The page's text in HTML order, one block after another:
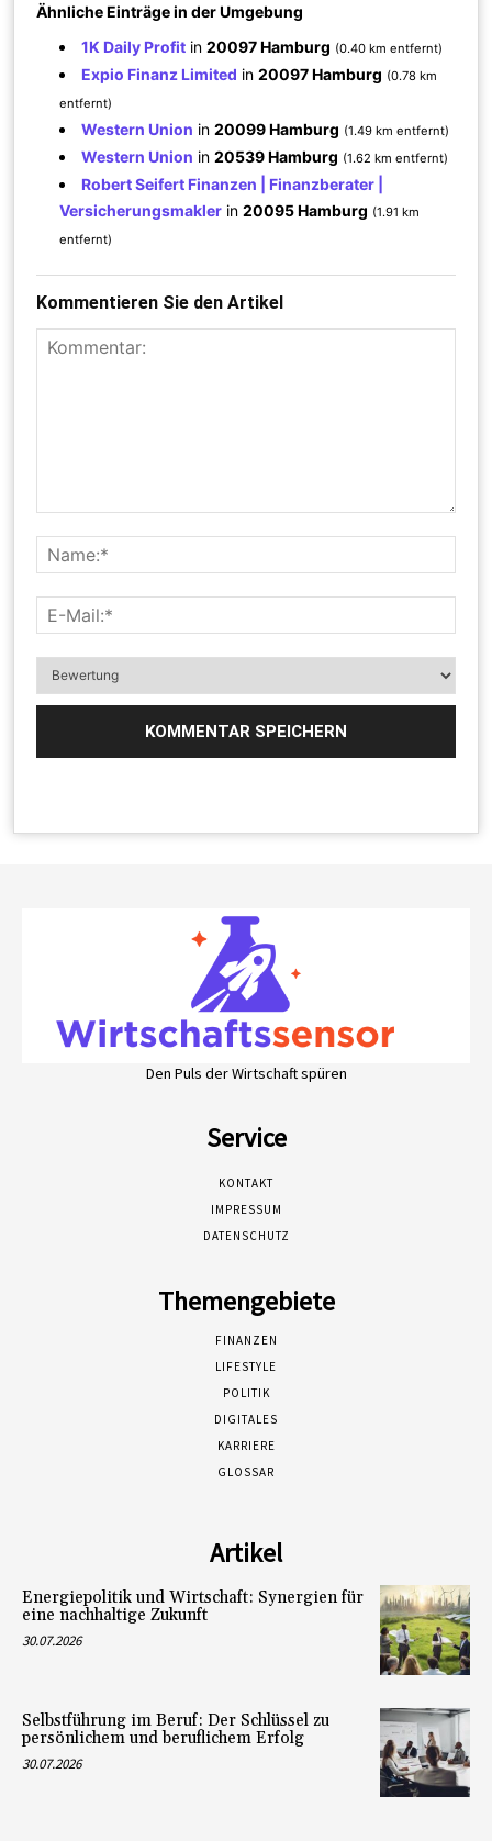
Ähnliche Einträge in der Umgebung
1K Daily Profit in20097 Hamburg (0.40 km entfernt)
Expio Finanz Limited in20097 Hamburg (0.78 km
entfernt)
Western Union in20099 Hamburg (1.49 km entfernt)
Western Union in20539 Hamburg (1.62 km entfernt)
Robert Seifert Finanzen | Finanzberater |
Versicherungsmakler in20095 Hamburg (1.91 km
entfernt)
Kommentieren Sie den Artikel
Den Puls der Wirtschaft spüren
Service
KONTAKT
IMPRESSUM
DATENSCHUTZ
Themengebiete
FINANZEN
LIFESTYLE
POLITIK
DIGITALES
KARRIERE
GLOSSAR
Artikel
Energiepolitik und Wirtschaft: Synergien für
eine nachhaltige Zukunft
30.07.2026
Selbstführung im Beruf: Der Schlüssel zu
persönlichem und beruflichem Erfolg
30.07.2026